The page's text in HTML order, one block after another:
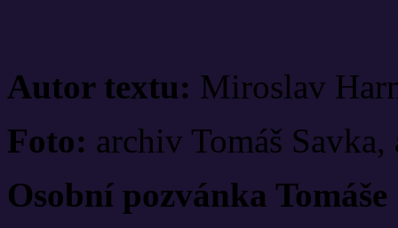
Autor textu: Miroslav
Foto: archiv Tomáš
Osobní pozvánka